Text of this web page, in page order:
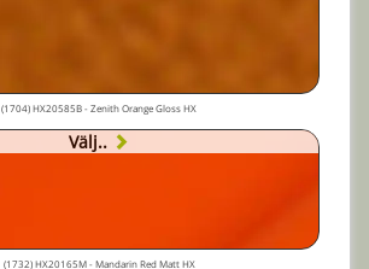
(1704) HX20585B - Zenith Orange Gloss HX
Välj..
(1732) HX20165M - Mandarin Red Matt HX